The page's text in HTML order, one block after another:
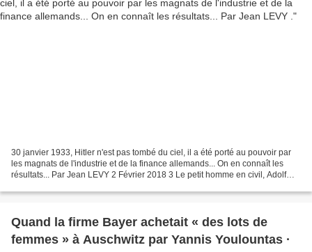
30 janvier 1933, Hitler n'est pas tombé du ciel, il a été porté au pouvoir par
les magnats de l'industrie et de la finance allemands... On en connaît les
résultats... Par Jean LEVY 2 Février 2018 3 Le petit homme en civil, Adolf
Quand la firme Bayer achetait « des lots de
femmes » à Auschwitz par Yannis Youlountas ·